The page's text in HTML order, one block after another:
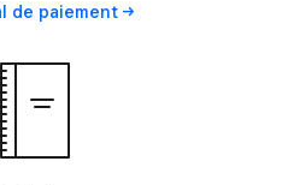
de paiement